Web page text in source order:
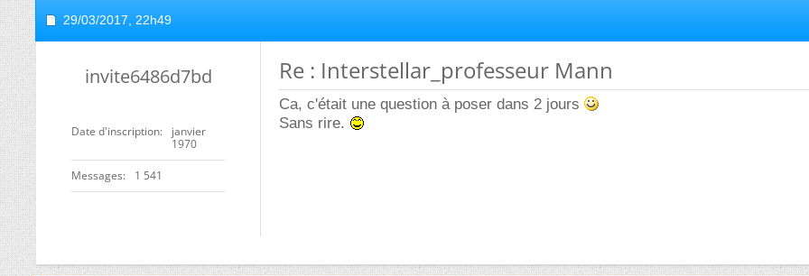
29/03/2017, 22h49
invite6486d7bd
Date d'inscription
janvier
1970
Messages 1 541
Re : Interstellar_professeur Mann
Ca, c'était une question à poser dans 2 jours
Sans rire.